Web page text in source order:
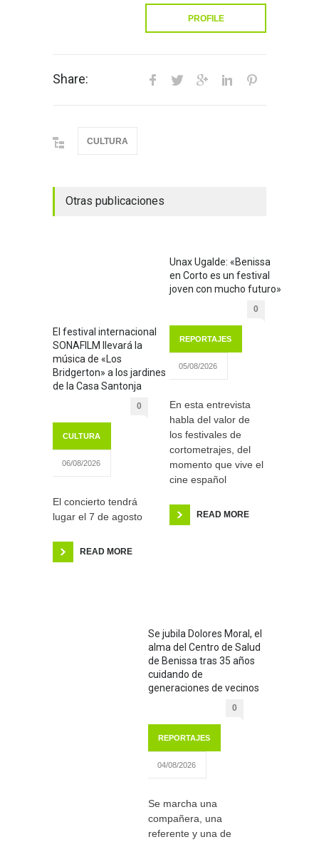
PROFILE
Share:
CULTURA
Otras publicaciones
El festival internacional
SONAFILM llevará la
música de «Los
Bridgerton» a los jardines
de la Casa Santonja
0
CULTURA
06/08/2026
El concierto tendrá
lugar el 7 de agosto
READ MORE
Unax Ugalde: «Benissa
en Corto es un festival
joven con mucho futuro»
0
REPORTAJES
05/08/2026
En esta entrevista
habla del valor de
los festivales de
cortometrajes, del
momento que vive el
cine español
READ MORE
Se jubila Dolores Moral, el
alma del Centro de Salud
de Benissa tras 35 años
cuidando de
generaciones de vecinos
0
REPORTAJES
04/08/2026
Se marcha una
compañera, una
referente y una de